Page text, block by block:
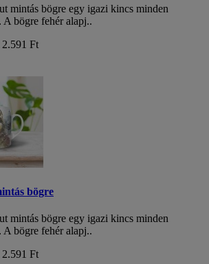
mintás bögre egy igazi kincs minden
A bögre fehér alapj..
Ft
bögre
mintás bögre egy igazi kincs minden
A bögre fehér alapj..
Ft